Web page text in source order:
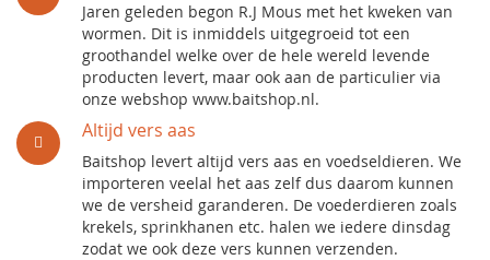
Jaren geleden begon R.J Mous met het kweken van
wormen. Dit is inmiddels uitgegroeid tot een
groothandel welke over de hele wereld levende
producten levert, maar ook aan de particulier via
onze webshop www.baitshop.nl.
Altijd vers aas
Baitshop levert altijd vers aas en voedseldieren. We
importeren veelal het aas zelf dus daarom kunnen
we de versheid garanderen. De voederdieren zoals
krekels, sprinkhanen etc. halen we iedere dinsdag
zodat we ook deze vers kunnen verzenden.